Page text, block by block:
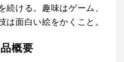
続ける。趣味はゲーム、
は面白い絵をかくこと。
概要